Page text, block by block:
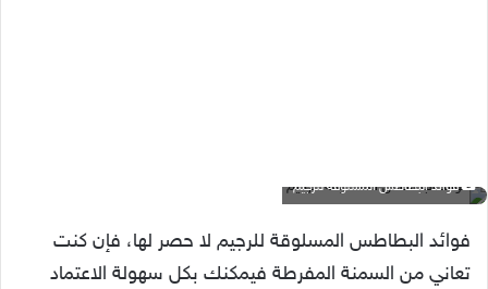
فوائد البطاطس المسلوقة للرجيم
فوائد البطاطس المسلوقة للرجيم لا حصر لها، فإن كنت
تعاني من السمنة المفرطة فيمكنك بكل سهولة الاعتماد